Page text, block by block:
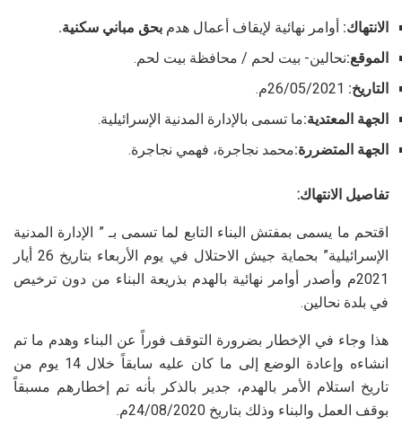
الانتهاك: أوامر نهائية لإيقاف أعمال هدم بحق مباني سكنية.
الموقع:نحالين- بيت لحم / محافظة بيت لحم.
التاريخ: 26/05/2021م.
الجهة المعتدية:ما تسمى بالإدارة المدنية الإسرائيلية.
الجهة المتضررة:محمد نجاجرة، فهمي نجاجرة.
تفاصيل الانتهاك:
اقتحم ما يسمى بمفتش البناء التابع لما تسمى بـ ” الإدارة المدنية
الإسرائيلية” بحماية جيش الاحتلال في يوم الأربعاء بتاريخ 26 أيار
2021م وأصدر أوامر نهائية بالهدم بذريعة البناء من دون ترخيص
في بلدة نحالين.
هذا وجاء في الإخطار بضرورة التوقف فوراً عن البناء وهدم ما تم
انشاءه وإعادة الوضع إلى ما كان عليه سابقاً خلال 14 يوم من
تاريخ استلام الأمر بالهدم، جدير بالذكر بأنه تم إخطارهم مسبقاً
بوقف العمل والبناء وذلك بتاريخ 24/08/2020م.